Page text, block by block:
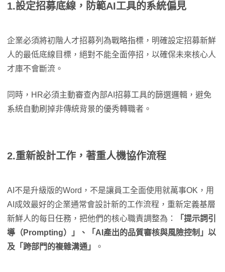
1.設定招募底線，防範AI工具的系統偏見
企業必須將初階人才招募列為戰略指標，明確設定招募新鮮
人的最低底線目標，絕對不能全面停招，以確保未來核心人
才庫不會斷流。
同時，HR必須主動審查內部AI招募工具的篩選邏輯，避免
系統自動刷掉非傳統背景的優秀轉職者。
2.重新設計工作，著重人機協作流程
AI不是升級版的Word，不是讓員工全面使用就萬事OK，用
AI成效最好的企業通常會設計新的工作流程，重新定義基層
新鮮人的每日任務，把他們的核心職責調整為：
「提示詞引
導（Prompting）」、「AI產出的品質審核與風險控制」以
及「跨部門的複雜溝通」
。